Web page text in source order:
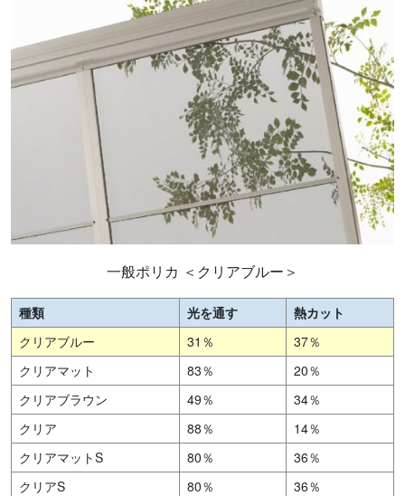
一般ポリカ ＜クリアブルー＞
種類 光を通す
熱カット
クリアブルー
31％
37％
クリアマット
83％
20％
クリアブラウン
49％
34％
クリア
88％
14％
クリアマットS
80％
36％
クリアS
80％ 36％